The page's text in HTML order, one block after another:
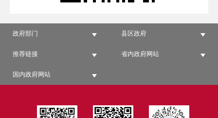
政府部门 县区政府
推荐链接 省内政府网站
国内政府网站